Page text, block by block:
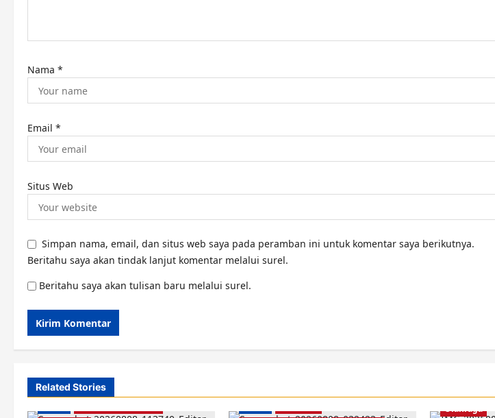
Nama *
Email *
Situs Web
Simpan nama, email, dan situs web saya pada peramban ini untuk komentar saya berikutnya.
Beritahu saya akan tindak lanjut komentar melalui surel.
Beritahu saya akan tulisan baru melalui surel.
Related Stories
Olahraga